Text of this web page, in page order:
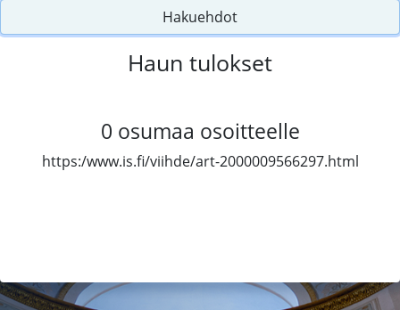
Hakuehdot
Haun tulokset
0 osumaa osoitteelle
https:/www.is.fi/viihde/art-2000009566297.html